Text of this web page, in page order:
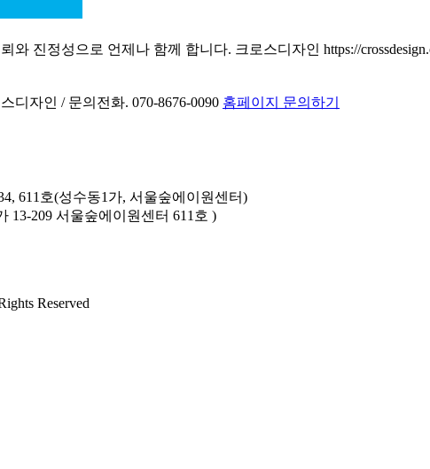
와 진정성으로 언제나 함께 합니다. 크로스디자인 https://
디자인 / 문의전화. 070-8676-0090 홈페이지 문의하기
611호(성수동1가, 서울숲에이원센터)
13-209 서울숲에이원센터 611호 )
Reserved